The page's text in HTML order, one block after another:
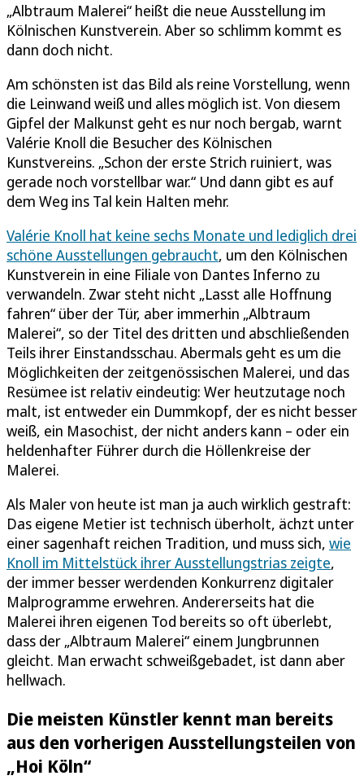
„Albtraum Malerei“ heißt die neue Ausstellung im
Kölnischen Kunstverein. Aber so schlimm kommt es
dann doch nicht.
Am schönsten ist das Bild als reine Vorstellung, wenn
die Leinwand weiß und alles möglich ist. Von diesem
Gipfel der Malkunst geht es nur noch bergab, warnt
Valérie Knoll die Besucher des Kölnischen
Kunstvereins. „Schon der erste Strich ruiniert, was
gerade noch vorstellbar war.“ Und dann gibt es auf
dem Weg ins Tal kein Halten mehr.
Valérie Knoll hat keine sechs Monate und lediglich drei
schöne Ausstellungen gebraucht, um den Kölnischen
Kunstverein in eine Filiale von Dantes Inferno zu
verwandeln. Zwar steht nicht „Lasst alle Hoffnung
fahren“ über der Tür, aber immerhin „Albtraum
Malerei“, so der Titel des dritten und abschließenden
Teils ihrer Einstandsschau. Abermals geht es um die
Möglichkeiten der zeitgenössischen Malerei, und das
Resümee ist relativ eindeutig: Wer heutzutage noch
malt, ist entweder ein Dummkopf, der es nicht besser
weiß, ein Masochist, der nicht anders kann – oder ein
heldenhafter Führer durch die Höllenkreise der
Malerei.
Als Maler von heute ist man ja auch wirklich gestraft:
Das eigene Metier ist technisch überholt, ächzt unter
einer sagenhaft reichen Tradition, und muss sich, wie
Knoll im Mittelstück ihrer Ausstellungstrias zeigte,
der immer besser werdenden Konkurrenz digitaler
Malprogramme erwehren. Andererseits hat die
Malerei ihren eigenen Tod bereits so oft überlebt,
dass der „Albtraum Malerei“ einem Jungbrunnen
gleicht. Man erwacht schweißgebadet, ist dann aber
hellwach.
Die meisten Künstler kennt man bereits
aus den vorherigen Ausstellungsteilen von
„Hoi Köln“